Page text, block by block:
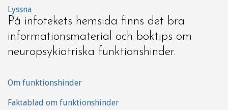
Lyssna
På infotekets hemsida finns det bra
informationsmaterial och boktips om
neuropsykiatriska funktionshinder.
Om funktionshinder
Faktablad om funktionshinder